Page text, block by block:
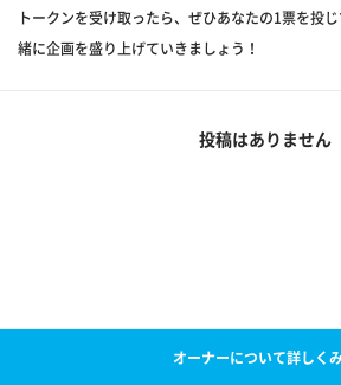
トークンを受け取ったら、ぜひあなたの1票を投
緒に企画を盛り上げていきましょう！
投稿はありません
オーナーについて詳しく